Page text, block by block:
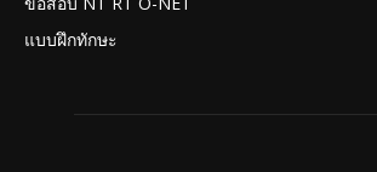
แบบฝึกทักษะ